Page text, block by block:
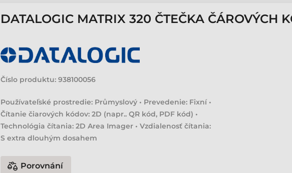
DATALOGIC MATRIX 320 ČTEČKA ČÁROVÝCH
Číslo produktu: 938100056
Používateľské prostredie: Průmyslový • Prevedenie: Fixní •
Čítanie čiarových kódov: 2D (napr.. QR kód, PDF kód) •
Technológia čítania: 2D Area Imager • Vzdialenosť čítania:
S extra dlouhým dosahem
Porovnání